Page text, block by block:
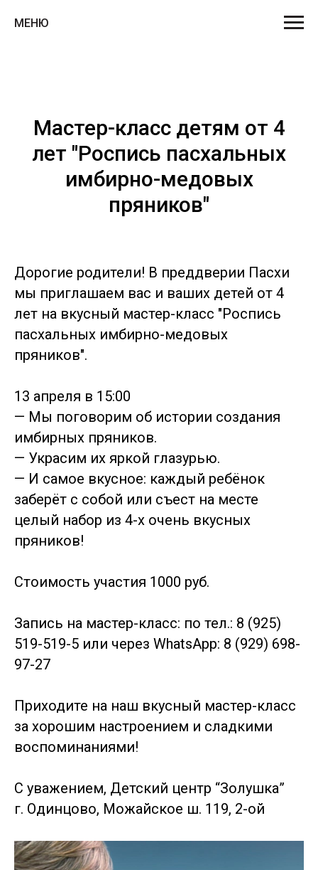
МЕНЮ
Мастер-класс детям от 4
лет "Роспись пасхальных
имбирно-медовых
пряников"
Дорогие родители! В преддверии Пасхи
мы приглашаем вас и ваших детей от 4
лет на вкусный мастер-класс "Роспись
пасхальных имбирно-медовых
пряников".
13 апреля в 15:00
— Мы поговорим об истории создания
имбирных пряников.
— Украсим их яркой глазурью.
— И самое вкусное: каждый ребёнок
заберёт с собой или съест на месте
целый набор из 4-х очень вкусных
пряников!
Стоимость участия 1000 руб.
Запись на мастер-класс: по тел.: 8 (925)
519-519-5 или через WhatsApp: 8 (929) 698-
97-27
Приходите на наш вкусный мастер-класс
за хорошим настроением и сладкими
воспоминаниями!
С уважением, Детский центр “Золушка”
г. Одинцово, Можайское ш. 119, 2-ой